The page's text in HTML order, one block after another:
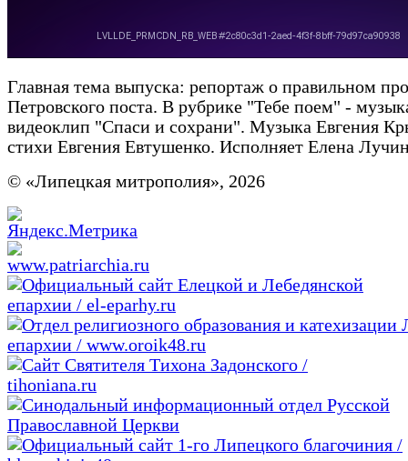
Главная тема выпуска: репортаж о правильном
Петровского поста. В рубрике "Тебе поем" -
видеоклип "Спаси и сохрани". Музыка Евгения
стихи Евгения Евтушенко. Исполняет Елена
© «Липецкая митрополия», 2026